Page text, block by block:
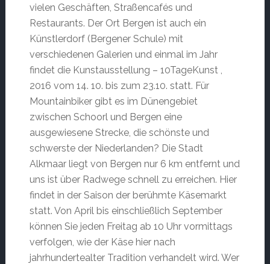
vielen Geschäften, Straßencafés und
Restaurants. Der Ort Bergen ist auch ein
Künstlerdorf (Bergener Schule) mit
verschiedenen Galerien und einmal im Jahr
findet die Kunstausstellung – 10TageKunst ,
2016 vom 14. 10. bis zum 23.10. statt. Für
Mountainbiker gibt es im Dünengebiet
zwischen Schoorl und Bergen eine
ausgewiesene Strecke, die schönste und
schwerste der Niederlanden? Die Stadt
Alkmaar liegt von Bergen nur 6 km entfernt und
uns ist über Radwege schnell zu erreichen. Hier
findet in der Saison der berühmte Käsemarkt
statt. Von April bis einschließlich September
können Sie jeden Freitag ab 10 Uhr vormittags
verfolgen, wie der Käse hier nach
jahrhundertealter Tradition verhandelt wird. Wer